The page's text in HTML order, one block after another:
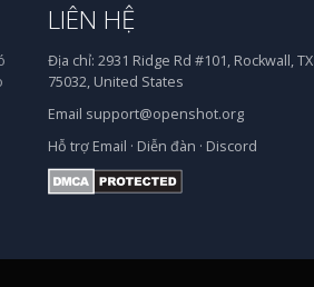
LIÊN HỆ
Địa chỉ: 2931 Ridge Rd #101, Rockwall, TX
75032, United States
Email support@openshot.org
Hỗ trợ Email · Diễn đàn · Discord